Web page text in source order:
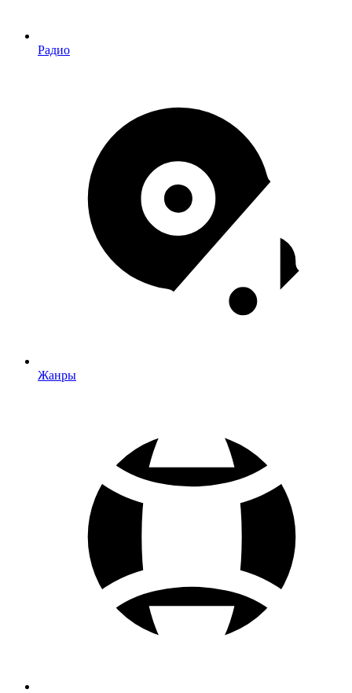
Радио
Жанры